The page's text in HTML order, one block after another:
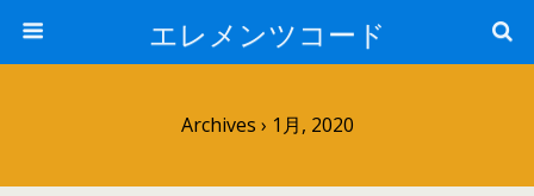
エレメンツコード
Archives › 1月, 2020